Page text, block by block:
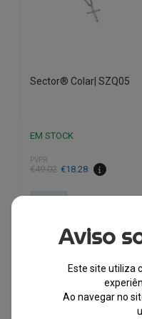
Sector® Colar| SZQ05
EM STOCK
PVPR
€49.02
O
original
€18.28
O
atual
Envio Imediato
Aviso
Este site utiliza
Ao navegar no